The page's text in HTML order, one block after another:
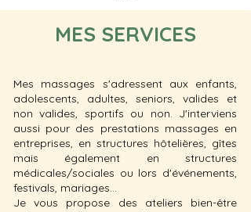
MES SERVICES
Mes massages s'adressent aux enfants,
adolescents, adultes, seniors, valides et
non valides, sportifs ou non. J'interviens
aussi pour des prestations massages en
entreprises, en structures hôtelières, gîtes
mais également en structures
médicales/sociales ou lors d'événements,
festivals, mariages…
Je vous propose des ateliers bien-être